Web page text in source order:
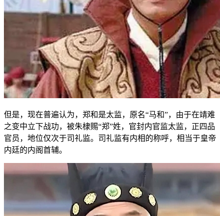
但是，现在普遍认为，郑和是太监，原名“马和”，由于在靖难
之变中立下战功，被朱棣赐“郑”姓，官封内官监太监，正四品
官员，地位仅次于司礼监。司礼监有内相的称呼，相当于皇帝
内廷的内阁首辅。